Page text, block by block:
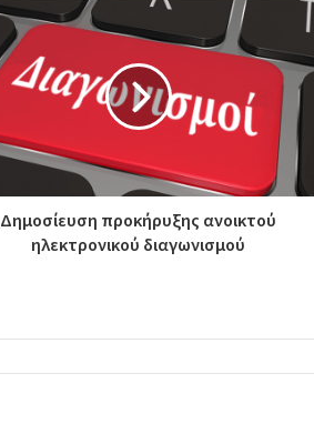
Δημοσίευση προκήρυξης ανοικτού
ηλεκτρονικού διαγωνισμού